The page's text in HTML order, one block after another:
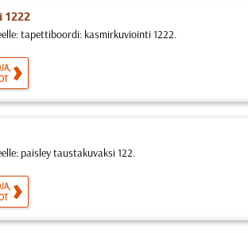
1222
tapettiboordi: kasmirkuviointi 1222.
paisley taustakuvaksi 122.